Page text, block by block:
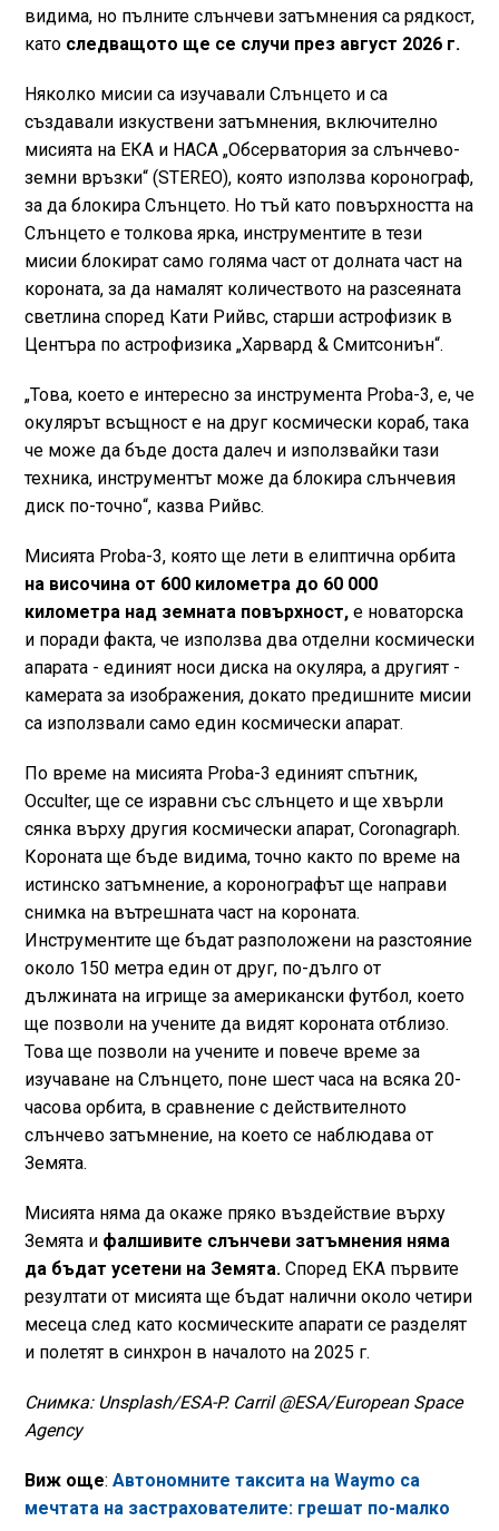
видима, но пълните слънчеви затъмнения са рядкост,
катоследващото ще се случи през август 2026 г.
Няколко мисии са изучавали Слънцето и са
създавали изкуствени затъмнения, включително
мисията на ЕКА и НАСА „Обсерватория за слънчево-
земни връзки“ (STEREO), която използва коронограф,
за да блокира Слънцето. Но тъй като повърхността на
Слънцето е толкова ярка, инструментите в тези
мисии блокират само голяма част от долната част на
короната, за да намалят количеството на разсеяната
светлина според Кати Рийвс, старши астрофизик в
Центъра по астрофизика „Харвард & Смитсониън“.
„Това, което е интересно за инструмента Proba-3, е, че
окулярът всъщност е на друг космически кораб, така
че може да бъде доста далеч и използвайки тази
техника, инструментът може да блокира слънчевия
диск по-точно“, казва Рийвс.
Мисията Proba-3, която ще лети в елиптична орбита
на височина от 600 километра до 60 000
километра над земната повърхност,е новаторска
и поради факта, че използва два отделни космически
апарата - единият носи диска на окуляра, а другият -
камерата за изображения, докато предишните мисии
са използвали само един космически апарат.
По време на мисията Proba-3 единият спътник,
Occulter, ще се изравни със слънцето и ще хвърли
сянка върху другия космически апарат, Coronagraph.
Короната ще бъде видима, точно както по време на
истинско затъмнение, а коронографът ще направи
снимка на вътрешната част на короната.
Инструментите ще бъдат разположени на разстояние
около 150 метра един от друг, по-дълго от
дължината на игрище за американски футбол, което
ще позволи на учените да видят короната отблизо.
Това ще позволи на учените и повече време за
изучаване на Слънцето, поне шест часа на всяка 20-
часова орбита, в сравнение с действителното
слънчево затъмнение, на което се наблюдава от
Земята.
Мисията няма да окаже пряко въздействие върху
Земята ифалшивите слънчеви затъмнения няма
да бъдат усетени на Земята. Според ЕКА първите
резултати от мисията ще бъдат налични около четири
месеца след като космическите апарати се разделят
и полетят в синхрон в началото на 2025 г.
Снимка: Unsplash/ESA-P. Carril @ESA/European Space
Agency
Виж още: Автономните таксита на Waymo са
мечтата на застрахователите: грешат по-малко